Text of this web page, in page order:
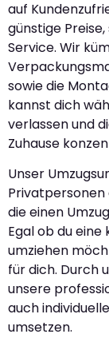
auf
günstige
Service. Wir
sowie die
kannst dich
verlassen und
Zuhause
Unser
die einen
Egal ob du eine
umziehen
für dich. Durch
unsere
auch
umsetzen.